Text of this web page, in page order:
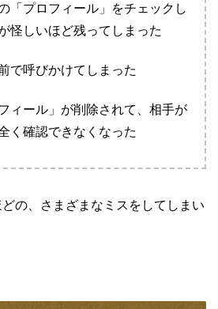
「プロフィール」をチェックし
怪しいほど残ってしまった
で呼びかけてしまった
ィール」が削除されて、相手が
く確認できなくなった
の、さまざまなミスをしてしまい